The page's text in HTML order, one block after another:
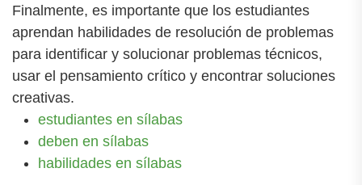
Finalmente, es importante que los estudiantes
aprendan habilidades de resolución de problemas
para identificar y solucionar problemas técnicos,
usar el pensamiento crítico y encontrar soluciones
creativas.
estudiantes en sílabas
deben en sílabas
habilidades en sílabas